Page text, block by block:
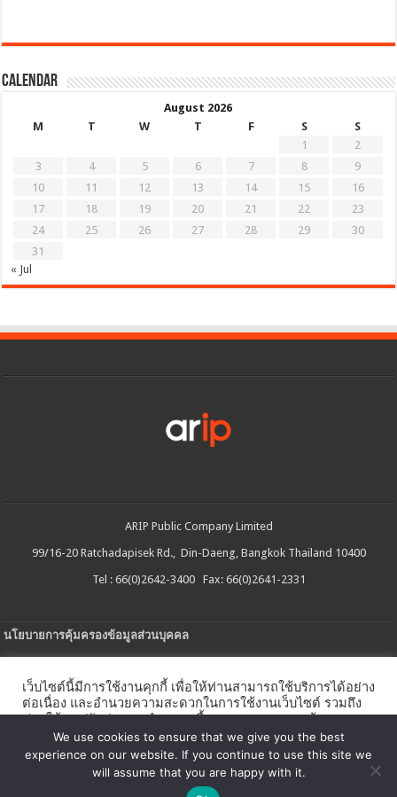
Calendar
August 2026
M
T W T F S
S
1
2
3
4 5 6 7 8
9
10
11 12 13 14 15
16
17
18 19 20 21 22
23
24
25 26 27 28 29
30
31
« Jul
ARIP Public Company Limited
99/16-20 Ratchadapisek Rd., Din-Daeng, Bangkok Thailand 10400
Tel : 66(0)2642-3400 Fax: 66(0)2641-2331
นโยบายการคุ้มครองข้อมูลส่วนบุคคล
นโยบายการใช้คกกี้
นโยบายความปลอดภัยของข้อมูลสารสนเทศ
เว็บไซต์นี้มีการใช้งานคุกกี้ เพื่อให้ท่านสามารถใช้บริการได้อย่าง
ต่อเนื่อง และอำนวยความสะดวกในการใช้งานเว็บไซต์ รวมถึง
ช่วยให้เราปรับปรุงการนำเสนอเนื้อหาตรงตามความต้องการ
ของท่าน โดยสามารถศึกษารายละเอียดเพิ่มเติมได้ใน นโยบาย
คุกกี้
We use cookies to ensure that we give you the best
experience on our website. If you continue to use this site we
will assume that you are happy with it.